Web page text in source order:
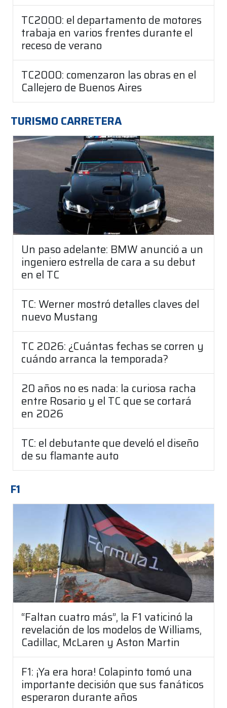
TC2000: el departamento de motores
trabaja en varios frentes durante el
receso de verano
TC2000: comenzaron las obras en el
Callejero de Buenos Aires
TURISMO CARRETERA
Un paso adelante: BMW anunció a un
ingeniero estrella de cara a su debut
en el TC
TC: Werner mostró detalles claves del
nuevo Mustang
TC 2026: ¿Cuántas fechas se corren y
cuándo arranca la temporada?
20 años no es nada: la curiosa racha
entre Rosario y el TC que se cortará
en 2026
TC: el debutante que develó el diseño
de su flamante auto
F1
“Faltan cuatro más”, la F1 vaticinó la
revelación de los modelos de Williams,
Cadillac, McLaren y Aston Martin
F1: ¡Ya era hora! Colapinto tomó una
importante decisión que sus fanáticos
esperaron durante años